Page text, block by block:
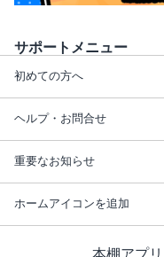
サポートメニュー
初めての方へ
ヘルプ・お問合せ
重要なお知らせ
ホームアイコンを追加
本棚アプ